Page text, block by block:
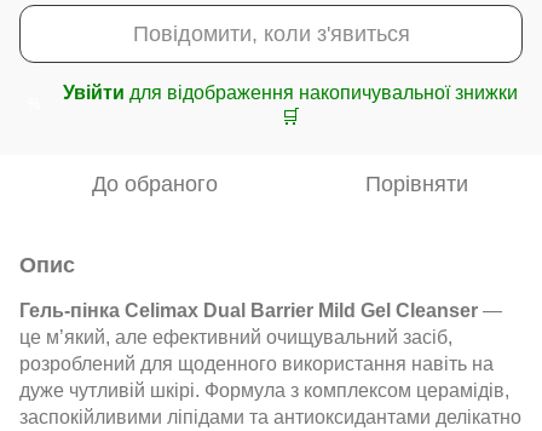
Повідомити, коли з'явиться
Увійти для відображення накопичувальної знижки
🛒
До обраного Порівняти
Опис
Гель-пінка Celimax Dual Barrier Mild Gel Cleanser —
це м’який, але ефективний очищувальний засіб,
розроблений для щоденного використання навіть на
дуже чутливій шкірі. Формула з комплексом церамідів,
заспокійливими ліпідами та антиоксидантами делікатно